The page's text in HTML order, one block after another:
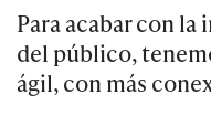
Para acabar con
del público,
ágil, con más